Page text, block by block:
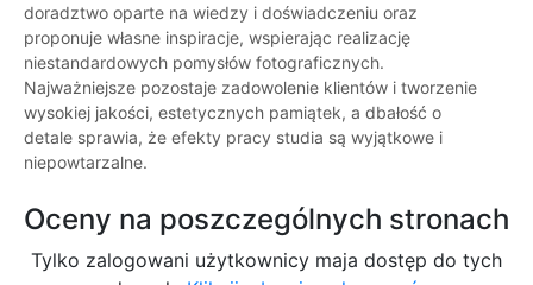
doradztwo oparte na wiedzy i doświadczeniu oraz
proponuje własne inspiracje, wspierając realizację
niestandardowych pomysłów fotograficznych.
Najważniejsze pozostaje zadowolenie klientów i tworzenie
wysokiej jakości, estetycznych pamiątek, a dbałość o
detale sprawia, że efekty pracy studia są wyjątkowe i
niepowtarzalne.
Oceny na poszczególnych stronach
Tylko zalogowani użytkownicy maja dostęp do tych